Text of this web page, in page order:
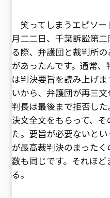
笑ってしまうエピソー
月二二日、千葉訴訟第
る際、弁護団と裁判所
があったんです。通常
は判決要旨を読み上げ
いから、弁護団が再三
判長は最後まで拒否し
決文全文をもらって、
た。要旨が必要ないと
が最高裁判決のまった
数も同じです。それほ
る。